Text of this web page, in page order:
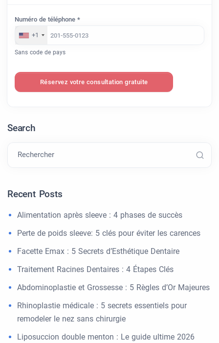
Numéro de téléphone *
+1
Sans code de pays
Réservez votre consultation gratuite
Search
Rechercher
Recent Posts
Alimentation après sleeve : 4 phases de succès
Perte de poids sleeve: 5 clés pour éviter les carences
Facette Emax : 5 Secrets d’Esthétique Dentaire
Traitement Racines Dentaires : 4 Étapes Clés
Abdominoplastie et Grossesse : 5 Règles d’Or Majeures
Rhinoplastie médicale : 5 secrets essentiels pour
remodeler le nez sans chirurgie
Liposuccion double menton : Le guide ultime 2026